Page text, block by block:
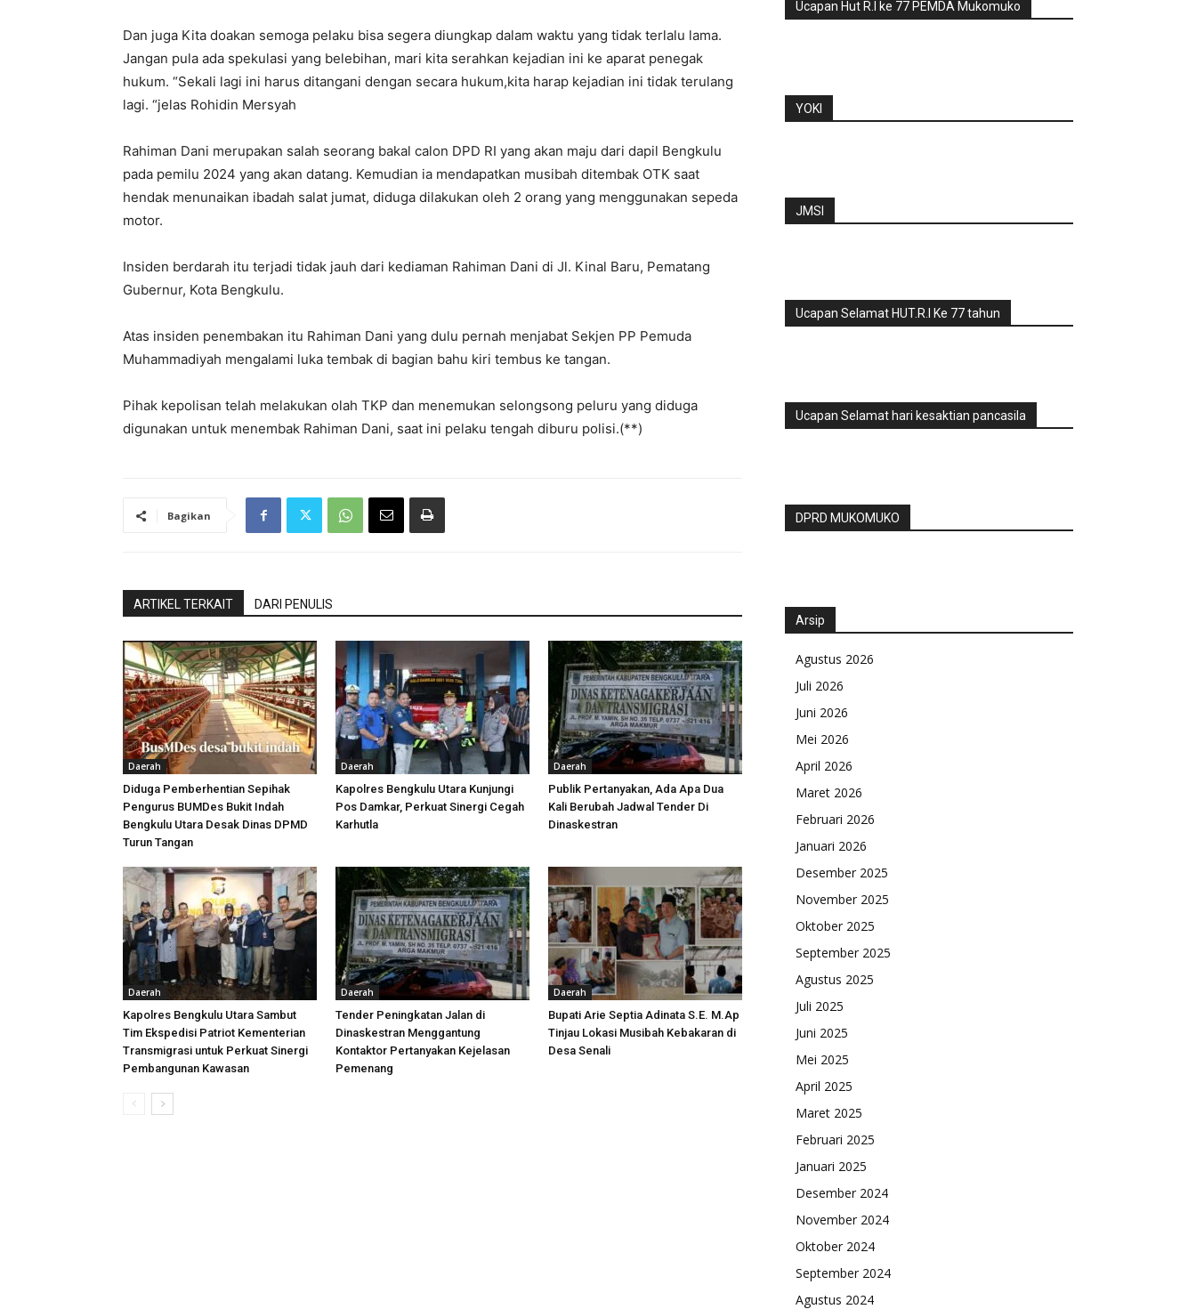
Dan juga Kita doakan semoga pelaku bisa segera diungkap dalam waktu yang tidak terlalu lama.
Jangan pula ada spekulasi yang belebihan, mari kita serahkan kejadian ini ke aparat penegak
hukum. “Sekali lagi ini harus ditangani dengan secara hukum,kita harap kejadian ini tidak terulang
lagi. “jelas Rohidin Mersyah
Rahiman Dani merupakan salah seorang bakal calon DPD RI yang akan maju dari dapil Bengkulu
pada pemilu 2024 yang akan datang. Kemudian ia mendapatkan musibah ditembak OTK saat
hendak menunaikan ibadah salat jumat, diduga dilakukan oleh 2 orang yang menggunakan sepeda
motor.
Insiden berdarah itu terjadi tidak jauh dari kediaman Rahiman Dani di Jl. Kinal Baru, Pematang
Gubernur, Kota Bengkulu.
Atas insiden penembakan itu Rahiman Dani yang dulu pernah menjabat Sekjen PP Pemuda
Muhammadiyah mengalami luka tembak di bagian bahu kiri tembus ke tangan.
Pihak kepolisan telah melakukan olah TKP dan menemukan selongsong peluru yang diduga
digunakan untuk menembak Rahiman Dani, saat ini pelaku tengah diburu polisi.(**)
Bagikan
ARTIKEL TERKAIT DARI PENULIS
Daerah
Diduga Pemberhentian Sepihak
Pengurus BUMDes Bukit Indah
Bengkulu Utara Desak Dinas DPMD
Turun Tangan
Daerah
Kapolres Bengkulu Utara Kunjungi
Pos Damkar, Perkuat Sinergi Cegah
Karhutla
Daerah
Publik Pertanyakan, Ada Apa Dua
Kali Berubah Jadwal Tender Di
Dinaskestran
Daerah
Kapolres Bengkulu Utara Sambut
Tim Ekspedisi Patriot Kementerian
Transmigrasi untuk Perkuat Sinergi
Pembangunan Kawasan
Daerah
Tender Peningkatan Jalan di
Dinaskestran Menggantung
Kontaktor Pertanyakan Kejelasan
Pemenang
Daerah
Bupati Arie Septia Adinata S.E. M.Ap
Tinjau Lokasi Musibah Kebakaran di
Desa Senali
Ucapan Hut R.I ke 77 PEMDA Mukomuko
YOKI
JMSI
Ucapan Selamat HUT.R.I Ke 77 tahun
Ucapan Selamat hari kesaktian pancasila
DPRD MUKOMUKO
Arsip
Agustus 2026
Juli 2026
Juni 2026
Mei 2026
April 2026
Maret 2026
Februari 2026
Januari 2026
Desember 2025
November 2025
Oktober 2025
September 2025
Agustus 2025
Juli 2025
Juni 2025
Mei 2025
April 2025
Maret 2025
Februari 2025
Januari 2025
Desember 2024
November 2024
Oktober 2024
September 2024
Agustus 2024